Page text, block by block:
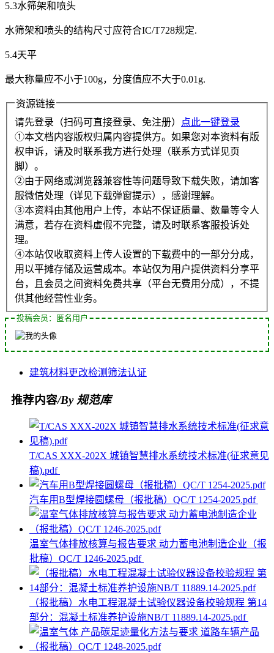
5.3水筛架和喷头
水筛架和喷头的结构尺寸应符合IC/T728规定.
5.4天平
最大称量应不小于100g，分度值应不大于0.01g.
资源链接
请先登录（扫码可直接登录、免注册）
点此一键登录
①本文档内容版权归属内容提供方。如果您对本资料有版
权申诉，请及时联系我方进行处理（联系方式详见页
脚）。
②由于网络或浏览器兼容性等问题导致下载失败，请加客
服微信处理（详见下载弹窗提示），感谢理解。
③本资料由其他用户上传，本站不保证质量、数量等令人
满意，若存在资料虚假不完整，请及时联系客服投诉处
理。
④本站仅收取资料上传人设置的下载费中的一部分分成，
用以平摊存储及运营成本。本站仅为用户提供资料分享平
台，且会员之间资料免费共享（平台无费用分成），不提
供其他经营性业务。
投稿会员：匿名用户
建筑材料更改检测 筛法认证
推荐内容/By 规范库
T/CAS XXX-202X 城镇智慧排水系统技术标准(征求意见
稿).pdf
汽车用B型焊接圆螺母（报批稿）QC/T 1254-2025.pdf
温室气体排放核算与报告要求 动力蓄电池制造企业（报
批稿）QC/T 1246-2025.pdf
（报批稿）水电工程混凝土试验仪器设备校验规程 第14
部分：混凝土标准养护设施NB/T 11889.14-2025.pdf